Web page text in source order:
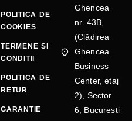
POLITICA DE
COOKIES
TERMENE SI
CONDITII
POLITICA DE
RETUR
GARANTIE
Ghencea
nr. 43B,
(Clădirea
Ghencea
Business
Center, etaj
2), Sector
6, Bucuresti